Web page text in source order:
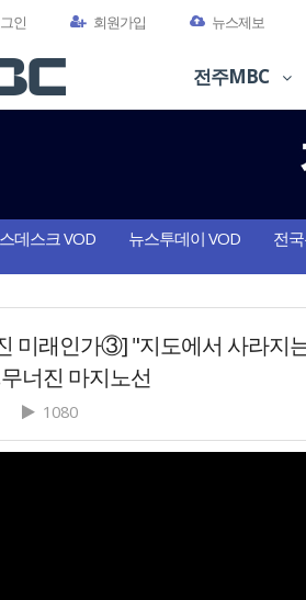
인 회원가입 뉴스제보
전주MBC
데스크 VOD 뉴스투데이 VOD 전
미래인가③] "지도에서 사라지
너진 마지노선
1080